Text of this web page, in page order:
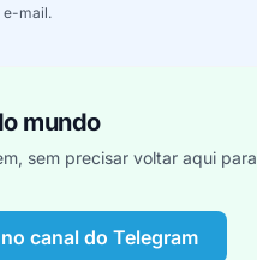
e-mail.
mundo
sem precisar voltar aqui para
canal do Telegram